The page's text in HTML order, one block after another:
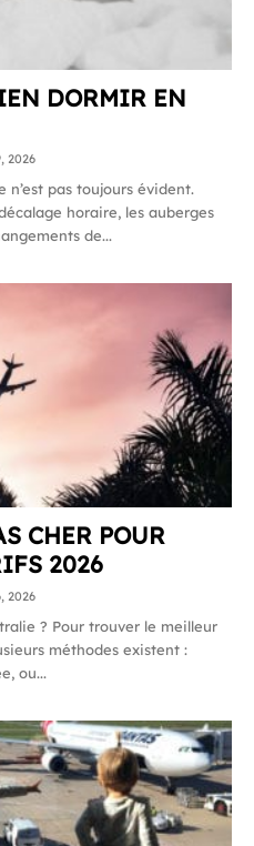
DORMIR EN
2026
pas toujours évident.
horaire, les auberges
de...
CHER POUR
2026
2026
? Pour trouver le meilleur
méthodes existent :
ou...